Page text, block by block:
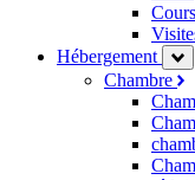
Cours
Hébergement
Chambre